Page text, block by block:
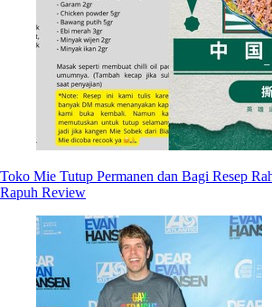
Toko Mie Tutup Permanen dan Bagi Resep
Rapuh Review